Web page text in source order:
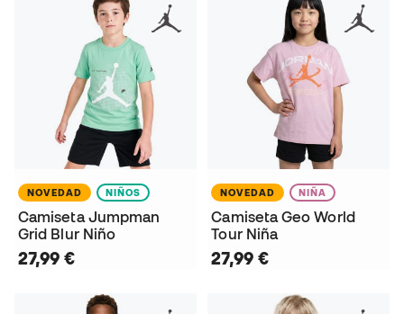
NOVEDAD NIÑOS
Camiseta Jumpman
Grid Blur Niño
27,99 €
NOVEDAD NIÑA
Camiseta Geo World
Tour Niña
27,99 €